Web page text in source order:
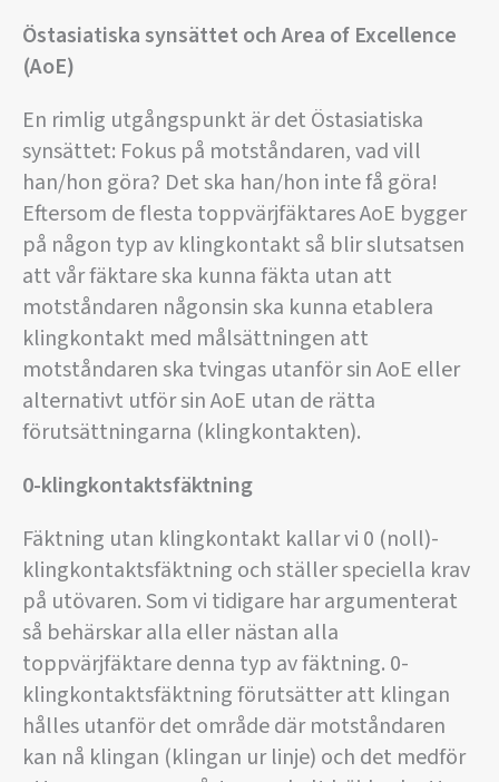
Östasiatiska synsättet och Area of Excellence
(AoE)
En rimlig utgångspunkt är det Östasiatiska
synsättet: Fokus på motståndaren, vad vill
han/hon göra? Det ska han/hon inte få göra!
Eftersom de flesta toppvärjfäktares AoE bygger
på någon typ av klingkontakt så blir slutsatsen
att vår fäktare ska kunna fäkta utan att
motståndaren någonsin ska kunna etablera
klingkontakt med målsättningen att
motståndaren ska tvingas utanför sin AoE eller
alternativt utför sin AoE utan de rätta
förutsättningarna (klingkontakten).
0-klingkontaktsfäktning
Fäktning utan klingkontakt kallar vi 0 (noll)-
klingkontaktsfäktning och ställer speciella krav
på utövaren. Som vi tidigare har argumenterat
så behärskar alla eller nästan alla
toppvärjfäktare denna typ av fäktning. 0-
klingkontaktsfäktning förutsätter att klingan
hålles utanför det område där motståndaren
kan nå klingan (klingan ur linje) och det medför